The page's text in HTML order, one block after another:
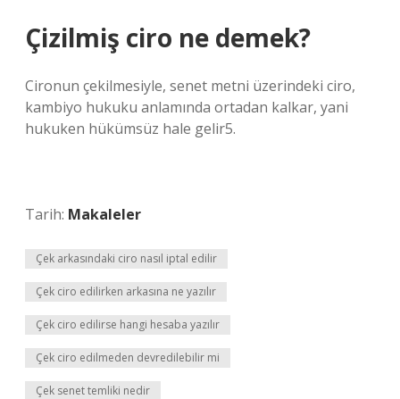
Çizilmiş ciro ne demek?
Cironun çekilmesiyle, senet metni üzerindeki ciro,
kambiyo hukuku anlamında ortadan kalkar, yani
hukuken hükümsüz hale gelir5.
Tarih: Makaleler
Çek arkasındaki ciro nasıl iptal edilir
Çek ciro edilirken arkasına ne yazılır
Çek ciro edilirse hangi hesaba yazılır
Çek ciro edilmeden devredilebilir mi
Çek senet temliki nedir